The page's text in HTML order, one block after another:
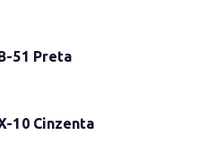
51 Preta
10 Cinzenta